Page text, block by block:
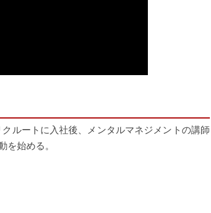
ートに入社後、メンタルマネジメントの講師
を始める。